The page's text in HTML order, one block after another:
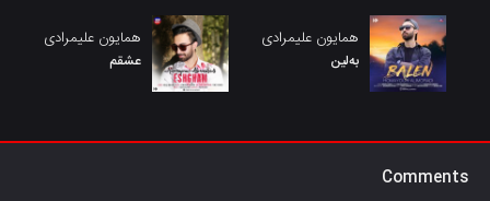
همایون علیمرادی
بەلین
همایون علیمرادی
عشقم
Comments